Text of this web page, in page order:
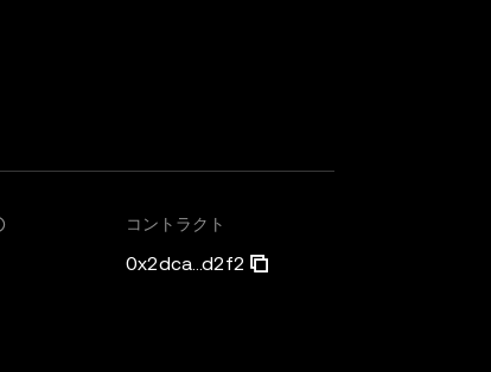
コントラクト
0x2dca...d2f2